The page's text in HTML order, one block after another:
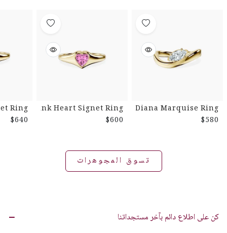
Diana Marquise Ring
$580
Pink Heart Signet Ring
$600
Ring
$640
تسوق المجوهرات
كن على اطلاع دائم بآخر مستجداتنا